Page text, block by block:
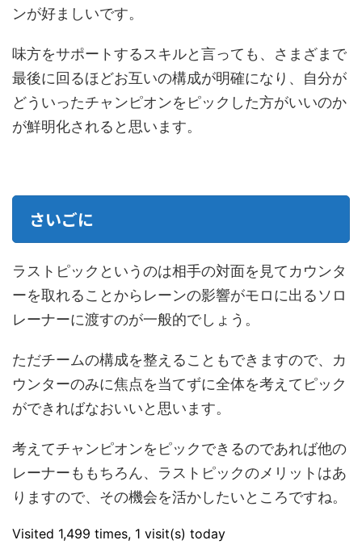
ンが好ましいです。
味方をサポートするスキルと言っても、さまざまで
最後に回るほどお互いの構成が明確になり、自分が
どういったチャンピオンをピックした方がいいのか
が鮮明化されると思います。
さいごに
ラストピックというのは相手の対面を見てカウンタ
ーを取れることからレーンの影響がモロに出るソロ
レーナーに渡すのが一般的でしょう。
ただチームの構成を整えることもできますので、カ
ウンターのみに焦点を当てずに全体を考えてピック
ができればなおいいと思います。
考えてチャンピオンをピックできるのであれば他の
レーナーももちろん、ラストピックのメリットはあ
りますので、その機会を活かしたいところですね。
Visited 1,499 times, 1 visit(s) today